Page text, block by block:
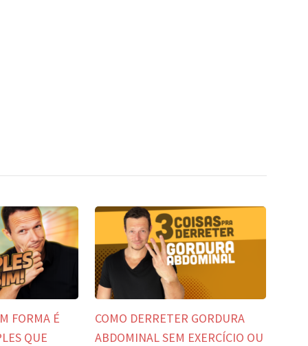
FORMA É
QUE
COMO DERRETER GORDURA
ABDOMINAL SEM EXERCÍCIO OU